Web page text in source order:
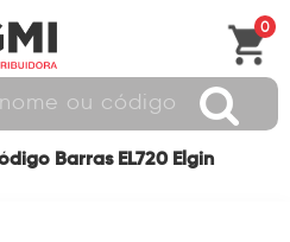
0
Barras EL720 Elgin